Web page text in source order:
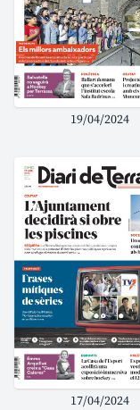
19/04/2024
17/04/2024